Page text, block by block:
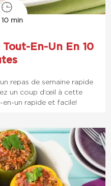
10 min
Tout-En-Un En 10
repas de semaine rapide
un coup d’œil à cette
un rapide et facile!